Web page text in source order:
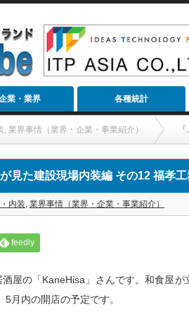
業・業界 各種統計
, 業界事情（業界・企業・事業紹介）
見た建設現場内装編 その12 福孝
内装, 業界事情（業界・企業・事業紹介）
feedly
屋の「KaneHisa」さんです。和食屋が
月内の開店の予定です。